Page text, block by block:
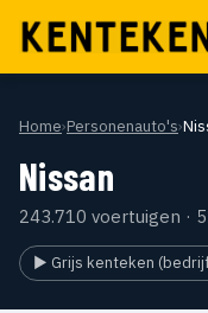
Home›Personenauto's›
Nissan
243.710 voertuigen ·
▶ Grijs kenteken